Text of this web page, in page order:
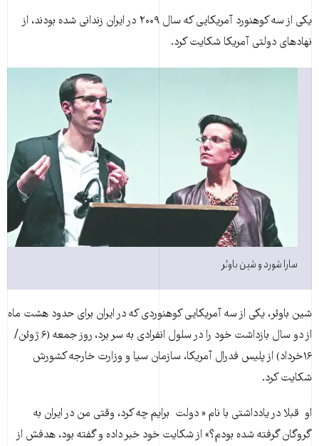
يکی از سه کوهنورد آمريکايی که سال ۲۰۰۹ در ايران زندانی شده بودند، از
نهادهای دولتی آمريکا شکايت کرد.
سارا شورد و شین باوئر
شین باوئر، يکی از سه آمريکايی کوهنوردی که در ايران برای حدود هشت ماه
از دو سال بازداشت خود را در سلول انفرادی به سر برد، روز جمعه (۶ ژوئن/
۱۶خرداد) از پلیس فدرال آمریکا، سازمان سیا و وزارت خارجه کشورش
شکايت کرد.
او قبلا در يادداشتی با نام « دولت برايم چه کرد، وقتی من در ايران به
گروگان گرفته شده بودم؟» از شکايت خود خبر داده و گفته بود، هدفش از